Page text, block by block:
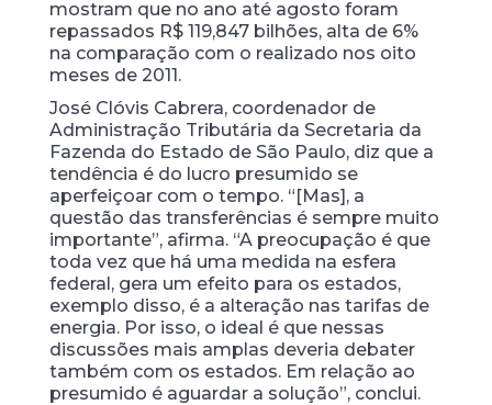
mostram que no ano até agosto foram
repassados R$ 119,847 bilhões, alta de 6%
na comparação com o realizado nos oito
meses de 2011.
José Clóvis Cabrera, coordenador de
Administração Tributária da Secretaria da
Fazenda do Estado de São Paulo, diz que a
tendência é do lucro presumido se
aperfeiçoar com o tempo. “[Mas], a
questão das transferências é sempre muito
importante”, afirma. “A preocupação é que
toda vez que há uma medida na esfera
federal, gera um efeito para os estados,
exemplo disso, é a alteração nas tarifas de
energia. Por isso, o ideal é que nessas
discussões mais amplas deveria debater
também com os estados. Em relação ao
presumido é aguardar a solução”, conclui.